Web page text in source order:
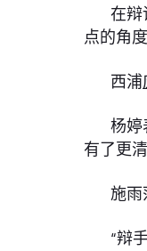
在辩
点的角
西浦
杨婷
有了更
施雨
“辩